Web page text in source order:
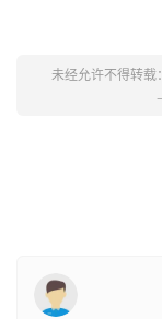
未经允许不得转载：